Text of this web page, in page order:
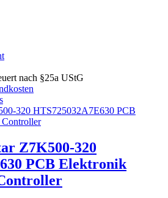
nach §25a UStG
Z7K500-320
PCB Elektronik